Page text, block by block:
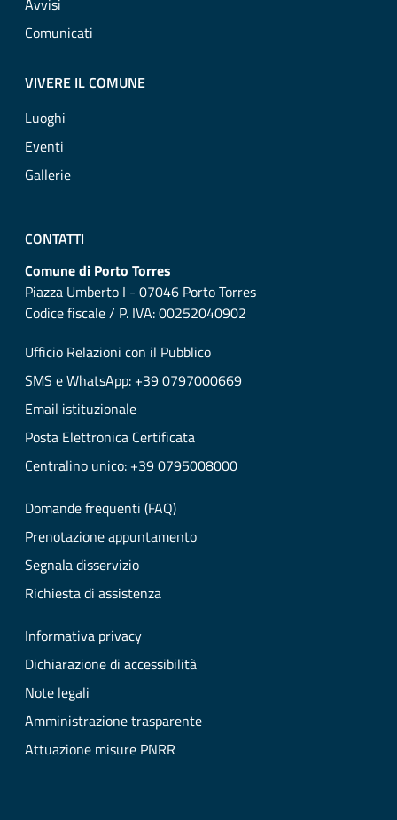
Avvisi
Comunicati
VIVERE IL COMUNE
Luoghi
Eventi
Gallerie
CONTATTI
Comune di Porto Torres
Piazza Umberto I - 07046 Porto Torres
Codice fiscale / P. IVA: 00252040902
Ufficio Relazioni con il Pubblico
SMS e WhatsApp: +39 0797000669
Email istituzionale
Posta Elettronica Certificata
Centralino unico: +39 0795008000
Domande frequenti (FAQ)
Prenotazione appuntamento
Segnala disservizio
Richiesta di assistenza
Informativa privacy
Dichiarazione di accessibilità
Note legali
Amministrazione trasparente
Attuazione misure PNRR